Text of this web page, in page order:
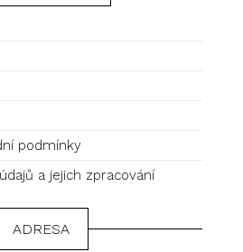
podmínky
a jejich zpracování
ADRESA